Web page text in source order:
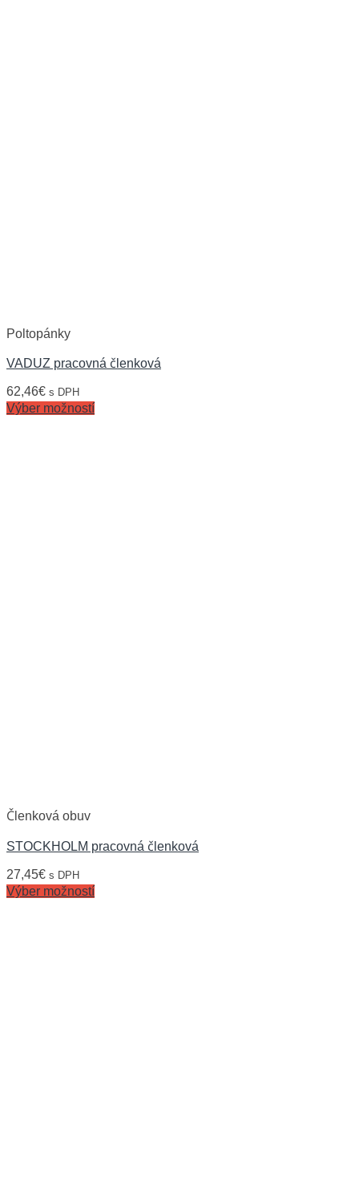
Poltopánky
VADUZ pracovná členková
62,46€ s DPH
Výber možností
Členková obuv
STOCKHOLM pracovná členková
27,45€ s DPH
Výber možností